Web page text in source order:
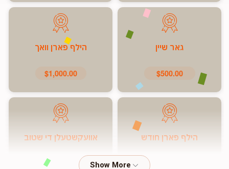
גאר שיין
$500.00
הילף פארן וואך
$1,000.00
הילף פארן חודש אוועקשטעלן די שטוב
$7,200.00